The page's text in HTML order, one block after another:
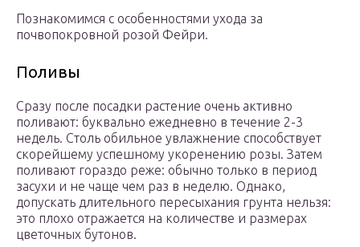
Познакомимся с особенностями ухода за
почвопокровной розой Фейри.
Поливы
Сразу после посадки растение очень активно
поливают: буквально ежедневно в течение 2-3
недель. Столь обильное увлажнение способствует
скорейшему успешному укоренению розы. Затем
поливают гораздо реже: обычно только в период
засухи и не чаще чем раз в неделю. Однако,
допускать длительного пересыхания грунта нельзя:
это плохо отражается на количестве и размерах
цветочных бутонов.